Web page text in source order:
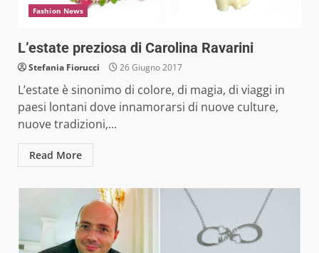
Fashion News
L’estate preziosa di Carolina Ravarini
Stefania Fiorucci 26 Giugno 2017
L’estate è sinonimo di colore, di magia, di viaggi in
paesi lontani dove innamorarsi di nuove culture,
nuove tradizioni,...
Read More